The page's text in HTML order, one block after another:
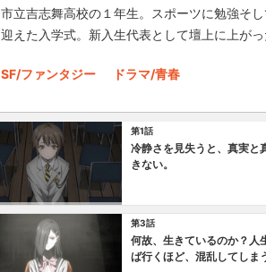
市立吉志舞高校の１年生。スポーツに勉強そ
迎えた入学式。新入生代表として壇上に上が
SF/ファンタジー ドラマ/青春
第1話
冷静さを見失うと、真実と
きない。
第3話
何故、生きているのか？人
ば行くほど、混乱してしま